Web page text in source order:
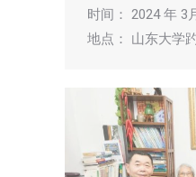
时间： 2024 年 3
地点： 山东大学